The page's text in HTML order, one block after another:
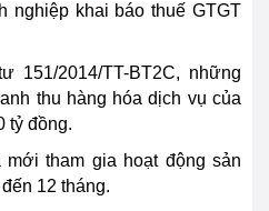
nghiệp khai báo thuế GTGT
151/2014/TT-BT2C, những
thu hàng hóa dịch vụ của
tỷ đồng.
tham gia hoạt động sản
12 tháng.